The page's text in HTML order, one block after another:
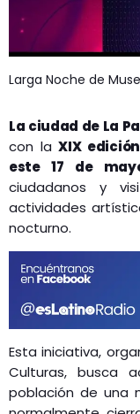
Larga Noche de
La ciudad de La
con laXIX
este 17 de
ciudadanos y
actividades
nocturno.
Esta iniciativa,
Culturas, busca
población de una